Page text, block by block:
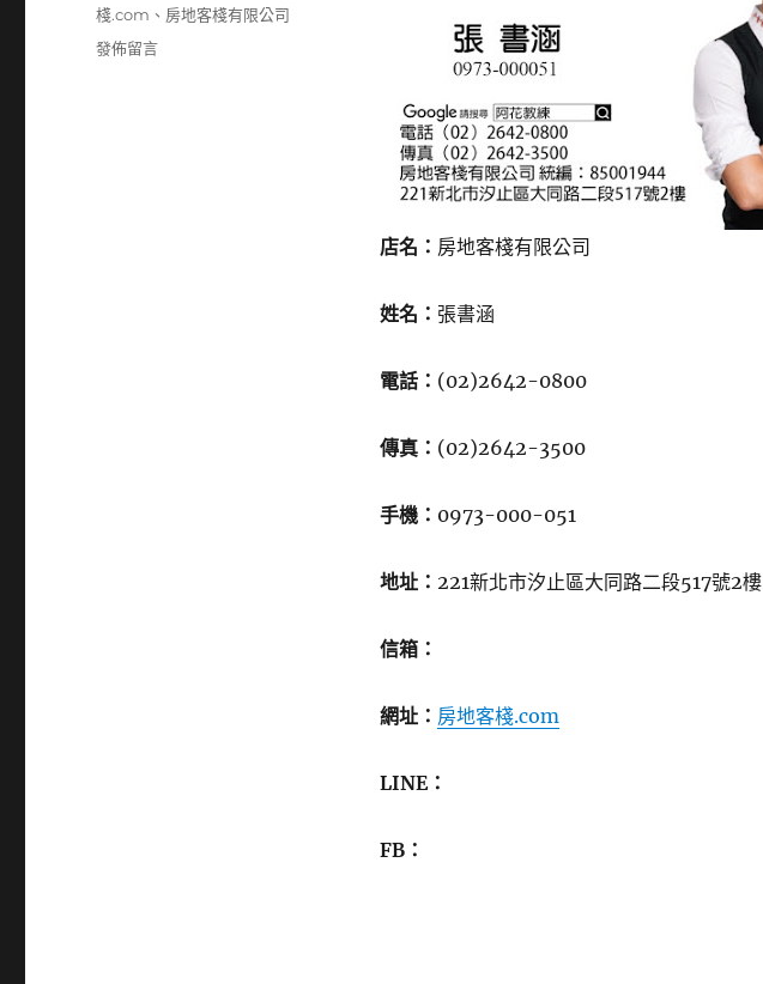
店名： 房地客棧有限公司
姓名： 張書涵
電話： (02)2642-0800
傳真： (02)2642-3500
手機： 0973-000-051
地址： 221新北市汐止區大同路二段517號2樓
信箱：
網址： 房地客棧.com
LINE：
FB：
棧.com 、 房地客棧有限公司
在
發佈留言